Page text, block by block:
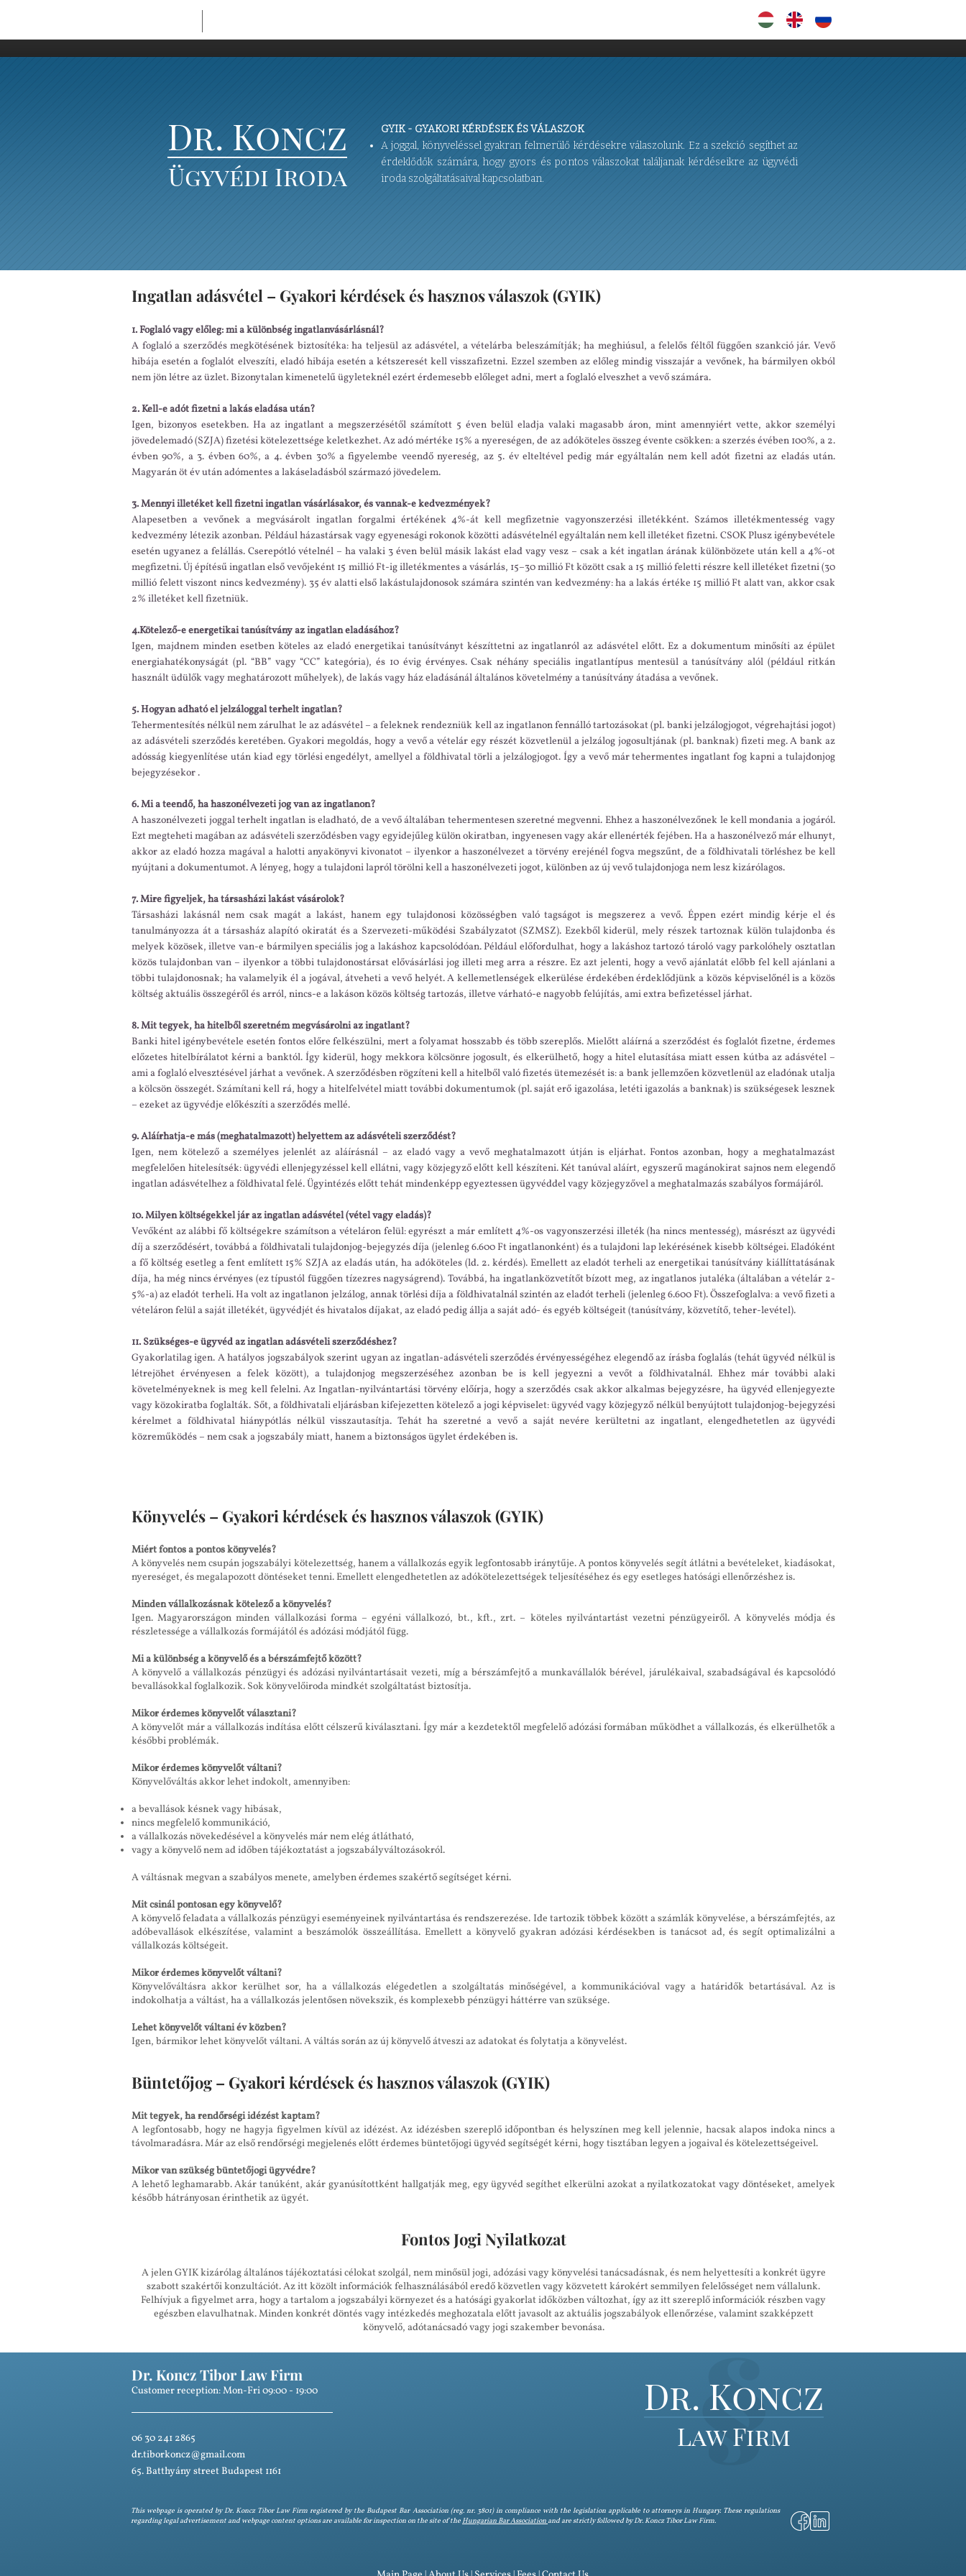
Dr. Koncz
Ügyvédi Iroda
GYIK - GYAKORI KÉRDÉSEK ÉS VÁLASZOK
A joggal, könyveléssel gyakran felmerülő kérdésekre válaszolunk. Ez a szekció segíthet az
érdeklődők számára, hogy gyors és pontos válaszokat találjanak kérdéseikre az ügyvédi
iroda szolgáltatásaival kapcsolatban.
Ingatlan adásvétel – Gyakori kérdések és hasznos válaszok (GYIK)
1. Foglaló vagy előleg: mi a különbség ingatlanvásárlásnál?
A foglaló a szerződés megkötésének biztosítéka: ha teljesül az adásvétel, a vételárba beleszámítják; ha meghiúsul, a felelős féltől függően szankció jár. Vevő
hibája esetén a foglalót elveszíti, eladó hibája esetén a kétszeresét kell visszafizetni. Ezzel szemben az előleg mindig visszajár a vevőnek, ha bármilyen okból
nem jön létre az üzlet. Bizonytalan kimenetelű ügyleteknél ezért érdemesebb előleget adni, mert a foglaló elveszhet a vevő számára.
2. Kell-e adót fizetni a lakás eladása után?
Igen, bizonyos esetekben. Ha az ingatlant a megszerzésétől számított 5 éven belül eladja valaki magasabb áron, mint amennyiért vette, akkor személyi
jövedelemadó (SZJA) fizetési kötelezettsége keletkezhet. Az adó mértéke 15% a nyereségen, de az adóköteles összeg évente csökken: a szerzés évében 100%, a 2.
évben 90%, a 3. évben 60%, a 4. évben 30% a figyelembe veendő nyereség, az 5. év elteltével pedig már egyáltalán nem kell adót fizetni az eladás után.
Magyarán öt év után adómentes a lakáseladásból származó jövedelem.
3. Mennyi illetéket kell fizetni ingatlan vásárlásakor, és vannak-e kedvezmények?
Alapesetben a vevőnek a megvásárolt ingatlan forgalmi értékének 4%-át kell megfizetnie vagyonszerzési illetékként. Számos illetékmentesség vagy
kedvezmény létezik azonban. Például házastársak vagy egyenesági rokonok közötti adásvételnél egyáltalán nem kell illetéket fizetni. CSOK Plusz igénybevétele
esetén ugyanez a felállás. Cserepótló vételnél – ha valaki 3 éven belül másik lakást elad vagy vesz – csak a két ingatlan árának különbözete után kell a 4%-ot
megfizetni. Új építésű ingatlan első vevőjeként 15 millió Ft-ig illetékmentes a vásárlás, 15–30 millió Ft között csak a 15 millió feletti részre kell illetéket fizetni (30
millió felett viszont nincs kedvezmény). 35 év alatti első lakástulajdonosok számára szintén van kedvezmény: ha a lakás értéke 15 millió Ft alatt van, akkor csak
2% illetéket kell fizetniük.
4.Kötelező-e energetikai tanúsítvány az ingatlan eladásához?
Igen, majdnem minden esetben köteles az eladó energetikai tanúsítványt készíttetni az ingatlanról az adásvétel előtt. Ez a dokumentum minősíti az épület
energiahatékonyságát (pl. “BB” vagy “CC” kategória), és 10 évig érvényes. Csak néhány speciális ingatlantípus mentesül a tanúsítvány alól (például ritkán
használt üdülők vagy meghatározott műhelyek), de lakás vagy ház eladásánál általános követelmény a tanúsítvány átadása a vevőnek.
5. Hogyan adható el jelzáloggal terhelt ingatlan?
Tehermentesítés nélkül nem zárulhat le az adásvétel – a feleknek rendezniük kell az ingatlanon fennálló tartozásokat (pl. banki jelzálogjogot, végrehajtási jogot)
az adásvételi szerződés keretében. Gyakori megoldás, hogy a vevő a vételár egy részét közvetlenül a jelzálog jogosultjának (pl. banknak) fizeti meg. A bank az
adósság kiegyenlítése után kiad egy törlési engedélyt, amellyel a földhivatal törli a jelzálogjogot. Így a vevő már tehermentes ingatlant fog kapni a tulajdonjog
bejegyzésekor .
6. Mi a teendő, ha haszonélvezeti jog van az ingatlanon?
A haszonélvezeti joggal terhelt ingatlan is eladható, de a vevő általában tehermentesen szeretné megvenni. Ehhez a haszonélvezőnek le kell mondania a jogáról.
Ezt megteheti magában az adásvételi szerződésben vagy egyidejűleg külön okiratban, ingyenesen vagy akár ellenérték fejében. Ha a haszonélvező már elhunyt,
akkor az eladó hozza magával a halotti anyakönyvi kivonatot – ilyenkor a haszonélvezet a törvény erejénél fogva megszűnt, de a földhivatali törléshez be kell
nyújtani a dokumentumot. A lényeg, hogy a tulajdoni lapról törölni kell a haszonélvezeti jogot, különben az új vevő tulajdonjoga nem lesz kizárólagos.
7. Mire figyeljek, ha társasházi lakást vásárolok?
Társasházi lakásnál nem csak magát a lakást, hanem egy tulajdonosi közösségben való tagságot is megszerez a vevő. Éppen ezért mindig kérje el és
tanulmányozza át a társasház alapító okiratát és a Szervezeti-működési Szabályzatot (SZMSZ). Ezekből kiderül, mely részek tartoznak külön tulajdonba és
melyek közösek, illetve van-e bármilyen speciális jog a lakáshoz kapcsolódóan. Például előfordulhat, hogy a lakáshoz tartozó tároló vagy parkolóhely osztatlan
közös tulajdonban van – ilyenkor a többi tulajdonostársat elővásárlási jog illeti meg arra a részre. Ez azt jelenti, hogy a vevő ajánlatát előbb fel kell ajánlani a
többi tulajdonosnak; ha valamelyik él a jogával, átveheti a vevő helyét. A kellemetlenségek elkerülése érdekében érdeklődjünk a közös képviselőnél is a közös
költség aktuális összegéről és arról, nincs-e a lakáson közös költség tartozás, illetve várható-e nagyobb felújítás, ami extra befizetéssel járhat.
8. Mit tegyek, ha hitelből szeretném megvásárolni az ingatlant?
Banki hitel igénybevétele esetén fontos előre felkészülni, mert a folyamat hosszabb és több szereplős. Mielőtt aláírná a szerződést és foglalót fizetne, érdemes
előzetes hitelbírálatot kérni a banktól. Így kiderül, hogy mekkora kölcsönre jogosult, és elkerülhető, hogy a hitel elutasítása miatt essen kútba az adásvétel –
ami a foglaló elvesztésével járhat a vevőnek. A szerződésben rögzíteni kell a hitelből való fizetés ütemezését is: a bank jellemzően közvetlenül az eladónak utalja
a kölcsön összegét. Számítani kell rá, hogy a hitelfelvétel miatt további dokumentumok (pl. saját erő igazolása, letéti igazolás a banknak) is szükségesek lesznek
– ezeket az ügyvédje előkészíti a szerződés mellé.
9. Aláírhatja-e más (meghatalmazott) helyettem az adásvételi szerződést?
Igen, nem kötelező a személyes jelenlét az aláírásnál – az eladó vagy a vevő meghatalmazott útján is eljárhat. Fontos azonban, hogy a meghatalmazást
megfelelően hitelesítsék: ügyvédi ellenjegyzéssel kell ellátni, vagy közjegyző előtt kell készíteni. Két tanúval aláírt, egyszerű magánokirat sajnos nem elegendő
ingatlan adásvételhez a földhivatal felé. Ügyintézés előtt tehát mindenképp egyeztessen ügyvéddel vagy közjegyzővel a meghatalmazás szabályos formájáról.
10. Milyen költségekkel jár az ingatlan adásvétel (vétel vagy eladás)?
Vevőként az alábbi fő költségekre számítson a vételáron felül: egyrészt a már említett 4%-os vagyonszerzési illeték (ha nincs mentesség), másrészt az ügyvédi
díj a szerződésért, továbbá a földhivatali tulajdonjog-bejegyzés díja (jelenleg 6.600 Ft ingatlanonként) és a tulajdoni lap lekérésének kisebb költségei. Eladóként
a fő költség esetleg a fent említett 15% SZJA az eladás után, ha adóköteles (ld. 2. kérdés). Emellett az eladót terheli az energetikai tanúsítvány kiállíttatásának
díja, ha még nincs érvényes (ez típustól függően tízezres nagyságrend). Továbbá, ha ingatlanközvetítőt bízott meg, az ingatlanos jutaléka (általában a vételár 2-
5%-a) az eladót terheli. Ha volt az ingatlanon jelzálog, annak törlési díja a földhivatalnál szintén az eladót terheli (jelenleg 6.600 Ft). Összefoglalva: a vevő fizeti a
vételáron felül a saját illetékét, ügyvédjét és hivatalos díjakat, az eladó pedig állja a saját adó- és egyéb költségeit (tanúsítvány, közvetítő, teher-levétel).
11. Szükséges-e ügyvéd az ingatlan adásvételi szerződéshez?
Gyakorlatilag igen. A hatályos jogszabályok szerint ugyan az ingatlan-adásvételi szerződés érvényességéhez elegendő az írásba foglalás (tehát ügyvéd nélkül is
létrejöhet érvényesen a felek között), a tulajdonjog megszerzéséhez azonban be is kell jegyezni a vevőt a földhivatalnál. Ehhez már további alaki
követelményeknek is meg kell felelni. Az Ingatlan-nyilvántartási törvény előírja, hogy a szerződés csak akkor alkalmas bejegyzésre, ha ügyvéd ellenjegyezte
vagy közokiratba foglalták. Sőt, a földhivatali eljárásban kifejezetten kötelező a jogi képviselet: ügyvéd vagy közjegyző nélkül benyújtott tulajdonjog-bejegyzési
kérelmet a földhivatal hiánypótlás nélkül visszautasítja. Tehát ha szeretné a vevő a saját nevére kerültetni az ingatlant, elengedhetetlen az ügyvédi
közreműködés – nem csak a jogszabály miatt, hanem a biztonságos ügylet érdekében is.
Könyvelés – Gyakori kérdések és hasznos válaszok (GYIK)
Miért fontos a pontos könyvelés?
A könyvelés nem csupán jogszabályi kötelezettség, hanem a vállalkozás egyik legfontosabb iránytűje. A pontos könyvelés segít átlátni a bevételeket, kiadásokat,
nyereséget, és megalapozott döntéseket tenni. Emellett elengedhetetlen az adókötelezettségek teljesítéséhez és egy esetleges hatósági ellenőrzéshez is.
Minden vállalkozásnak kötelező a könyvelés?
Igen. Magyarországon minden vállalkozási forma – egyéni vállalkozó, bt., kft., zrt. – köteles nyilvántartást vezetni pénzügyeiről. A könyvelés módja és
részletessége a vállalkozás formájától és adózási módjától függ.
Mi a különbség a könyvelő és a bérszámfejtő között?
A könyvelő a vállalkozás pénzügyi és adózási nyilvántartásait vezeti, míg a bérszámfejtő a munkavállalók bérével, járulékaival, szabadságával és kapcsolódó
bevallásokkal foglalkozik. Sok könyvelőiroda mindkét szolgáltatást biztosítja.
Mikor érdemes könyvelőt választani?
A könyvelőt már a vállalkozás indítása előtt célszerű kiválasztani. Így már a kezdetektől megfelelő adózási formában működhet a vállalkozás, és elkerülhetők a
későbbi problémák.
Mikor érdemes könyvelőt váltani?
Könyvelőváltás akkor lehet indokolt, amennyiben:
a bevallások késnek vagy hibásak,
nincs megfelelő kommunikáció,
a vállalkozás növekedésével a könyvelés már nem elég átlátható,
vagy a könyvelő nem ad időben tájékoztatást a jogszabályváltozásokról.
A váltásnak megvan a szabályos menete, amelyben érdemes szakértő segítséget kérni.
Mit csinál pontosan egy könyvelő?
A könyvelő feladata a vállalkozás pénzügyi eseményeinek nyilvántartása és rendszerezése. Ide tartozik többek között a számlák könyvelése, a bérszámfejtés, az
adóbevallások elkészítése, valamint a beszámolók összeállítása. Emellett a könyvelő gyakran adózási kérdésekben is tanácsot ad, és segít optimalizálni a
vállalkozás költségeit.
Mikor érdemes könyvelőt váltani?
Könyvelőváltásra akkor kerülhet sor, ha a vállalkozás elégedetlen a szolgáltatás minőségével, a kommunikációval vagy a határidők betartásával. Az is
indokolhatja a váltást, ha a vállalkozás jelentősen növekszik, és komplexebb pénzügyi háttérre van szüksége.
Lehet könyvelőt váltani év közben?
Igen, bármikor lehet könyvelőt váltani. A váltás során az új könyvelő átveszi az adatokat és folytatja a könyvelést.
Büntetőjog – Gyakori kérdések és hasznos válaszok (GYIK)
Mit tegyek, ha rendőrségi idézést kaptam?
A legfontosabb, hogy ne hagyja figyelmen kívül az idézést. Az idézésben szereplő időpontban és helyszínen meg kell jelennie, hacsak alapos indoka nincs a
távolmaradásra. Már az első rendőrségi megjelenés előtt érdemes büntetőjogi ügyvéd segítségét kérni, hogy tisztában legyen a jogaival és kötelezettségeivel.
Mikor van szükség büntetőjogi ügyvédre?
A lehető leghamarabb. Akár tanúként, akár gyanúsítottként hallgatják meg, egy ügyvéd segíthet elkerülni azokat a nyilatkozatokat vagy döntéseket, amelyek
később hátrányosan érinthetik az ügyét.
Fontos Jogi Nyilatkozat
A jelen GYIK kizárólag általános tájékoztatási célokat szolgál, nem minősül jogi, adózási vagy könyvelési tanácsadásnak, és nem helyettesíti a konkrét ügyre
szabott szakértői konzultációt. Az itt közölt információk felhasználásából eredő közvetlen vagy közvetett károkért semmilyen felelősséget nem vállalunk.
Felhívjuk a figyelmet arra, hogy a tartalom a jogszabályi környezet és a hatósági gyakorlat időközben változhat, így az itt szereplő információk részben vagy
egészben elavulhatnak. Minden konkrét döntés vagy intézkedés meghozatala előtt javasolt az aktuális jogszabályok ellenőrzése, valamint szakképzett
könyvelő, adótanácsadó vagy jogi szakember bevonása.
Dr. Koncz Tibor Law Firm
Customer reception: Mon-Fri 09:00 - 19:00
06 30 241 2865
dr.tiborkoncz@gmail.com
65. Batthyány street Budapest 1161
Dr. Koncz
Law Firm
This webpage is operated by Dr. Koncz Tibor Law Firm registered by the Budapest Bar Association (reg. nr. 3801) in compliance with the legislation applicable to attorneys in Hungary. These regulations
regarding legal advertisement and webpage content options are available for inspection on the site of theHungarian Bar Associationand are strictly followed by Dr. Koncz Tibor Law Firm.